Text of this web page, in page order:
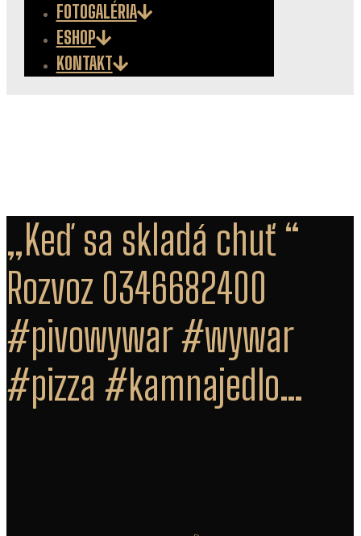
FOTOGALÉRIA
ESHOP
KONTAKT
„Keď sa skladá chuť “
Rozvoz 0346682400
#pivowywar #wywar
#pizza #kamnajedlo…